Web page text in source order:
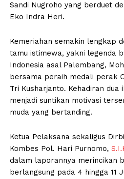
Sandi Nugroho yang berduet
Eko Indra Heri.
​Kemeriahan semakin lengkap
tamu istimewa, yakni legenda
Indonesia asal Palembang,
bersama peraih medali perak
Tri Kusharjanto. Kehadiran dua
menjadi suntikan motivasi
muda yang bertanding.
​Ketua Pelaksana sekaligus
Kombes Pol. Hari Purnomo,
dalam laporannya merincikan
berlangsung pada 4 hingga 11